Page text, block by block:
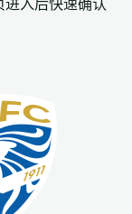
入后快速确认